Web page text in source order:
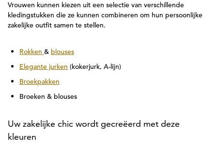
Vrouwen kunnen kiezen uit een selectie van verschillende
kledingstukken die ze kunnen combineren om hun persoonlijke
zakelijke outfit samen te stellen.
Rokken & blouses
Elegante jurken (kokerjurk, A-lijn)
Broekpakken
Broeken & blouses
Uw zakelijke chic wordt gecreëerd met deze
kleuren